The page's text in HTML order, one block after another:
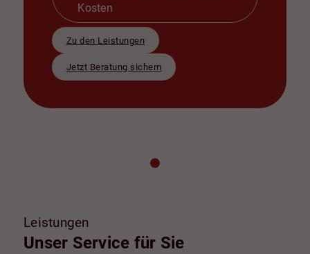
Kosten
Zu den Leistungen
Jetzt Beratung sichern
Leistungen
Unser Service für Sie